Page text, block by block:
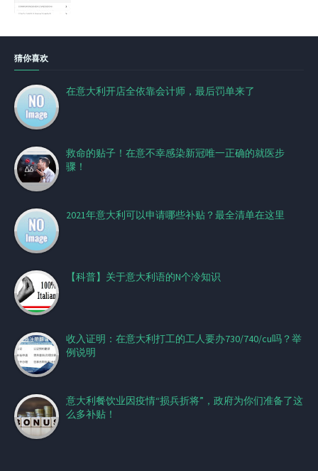
猜你喜欢
在意大利开店全依靠会计师，最后罚单来了
救命的贴子！在意不幸感染新冠唯一正确的就医步
骤！
2021年意大利可以申请哪些补贴？最全清单在这里
【科普】关于意大利语的N个冷知识
收入证明：在意大利打工的工人要办730/740/cu吗？举
例说明
意大利餐饮业因疫情“损兵折将”，政府为你们准备了这
么多补贴！